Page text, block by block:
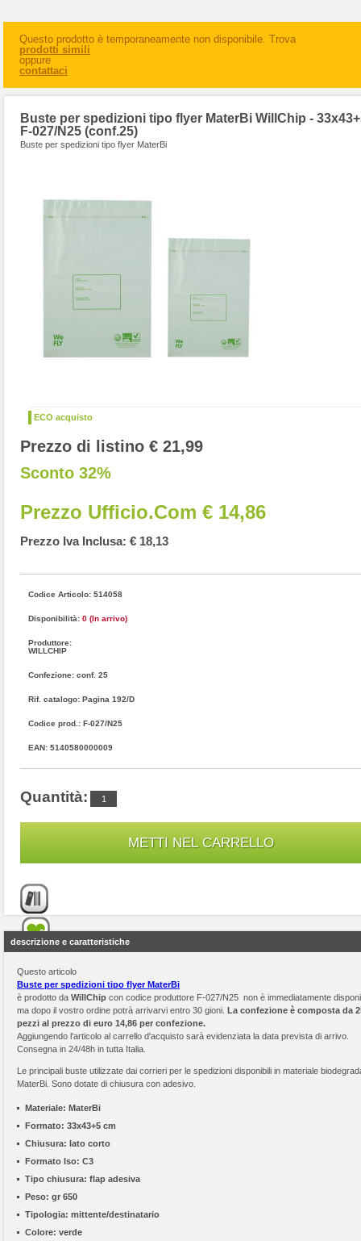
Questo prodotto è temporaneamente non disponibile. Trova
prodotti simili
oppure
contattaci
Buste per spedizioni tipo flyer MaterBi WillChip -
F-027/N25 (conf.25)
Buste per spedizioni tipo flyer MaterBi
ECO acquisto
Prezzo di listino € 21,99
Sconto 32%
Prezzo Ufficio.com € 14,86
Prezzo Iva Inclusa: € 18,13
Codice Articolo: 514058
Disponibilità: 0 (In arrivo)
Produttore:
WILLCHIP
Confezione: conf. 25
Rif. catalogo: Pagina 192/D
Codice prod.: F-027/N25
EAN: 5140580000009
Quantità:
descrizione e caratteristiche
Questo articolo
Buste per spedizioni tipo flyer MaterBi
è prodotto da WillChip con codice produttore F-027/N25 non è immediatamente
ma dopo il vostro ordine potrà arrivarvi entro 30 gioni. La confezione è composta da
pezzi al prezzo di euro 14,86 per confezione.
Aggiungendo l'articolo al carrello d'acquisto sarà evidenziata la data prevista di arrivo.
Consegna in 24/48h in tutta Italia.
Le principali buste utilizzate dai corrieri per le spedizioni disponibili in materiale
MaterBi. Sono dotate di chiusura con adesivo.
Materiale: MaterBi
Formato: 33x43+5 cm
Chiusura: lato corto
Formato Iso: C3
Tipo chiusura: flap adesiva
Peso: gr 650
Tipologia: mittente/destinatario
Colore: verde